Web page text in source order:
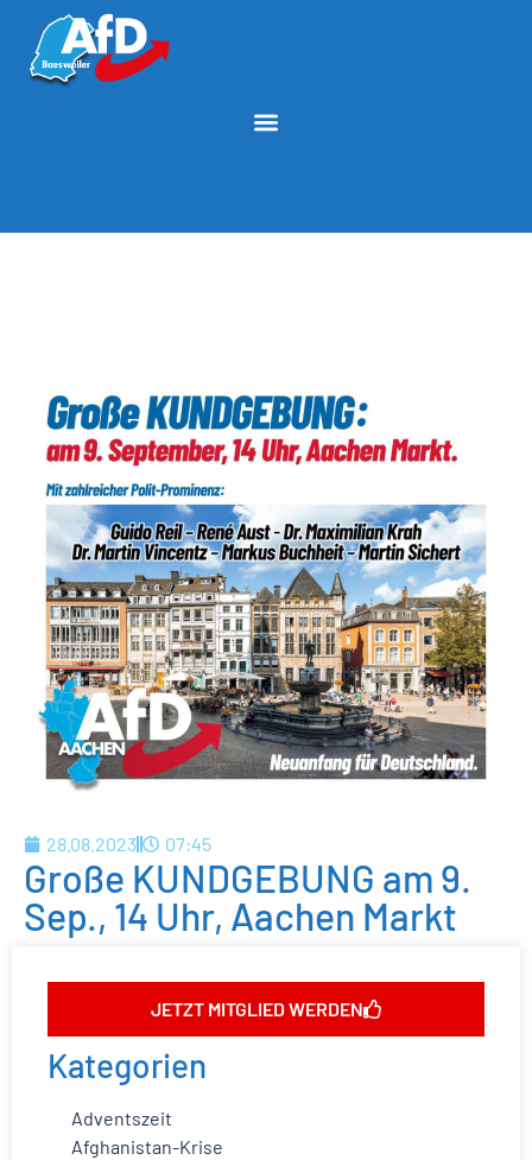
28.08.2023 07:45
Große KUNDGEBUNG am 9.
Sep., 14 Uhr, Aachen Markt
JETZT MITGLIED WERDEN
Kategorien
Adventszeit
Afghanistan-Krise